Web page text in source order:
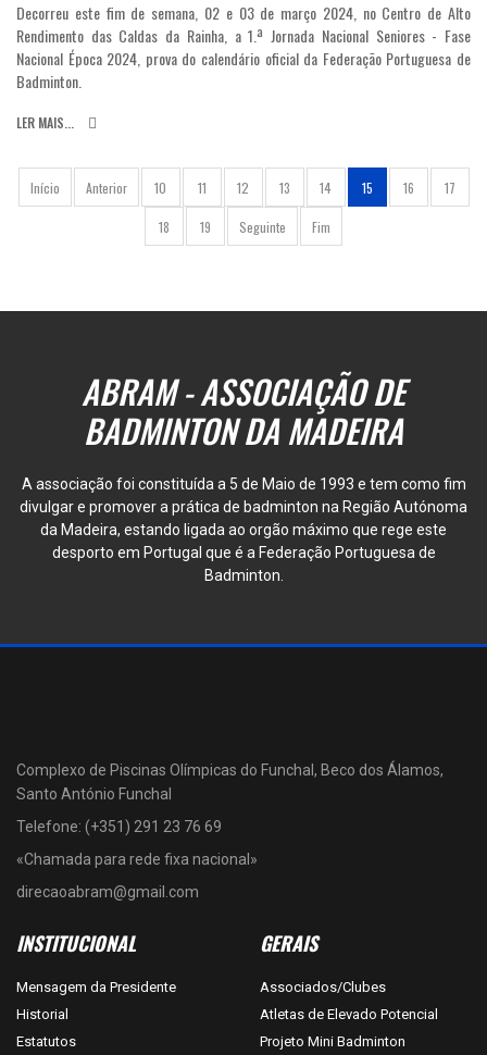
Decorreu este fim de semana, 02 e 03 de março 2024, no Centro de Alto
Rendimento das Caldas da Rainha, a 1.ª Jornada Nacional Seniores - Fase
Nacional Época 2024, prova do calendário oficial da Federação Portuguesa de
Badminton.
LER MAIS...
Início Anterior 10 11 12 13 14 15 16 17
18 19 Seguinte Fim
ABRAM - ASSOCIAÇÃO DE
BADMINTON DA MADEIRA
A associação foi constituída a 5 de Maio de 1993 e tem como fim
divulgar e promover a prática de badminton na Região Autónoma
da Madeira, estando ligada ao orgão máximo que rege este
desporto em Portugal que é a Federação Portuguesa de
Badminton.
Complexo de Piscinas Olímpicas do Funchal, Beco dos Álamos,
Santo António Funchal
Telefone: (+351) 291 23 76 69
«Chamada para rede fixa nacional»
direcaoabram@gmail.com
INSTITUCIONAL
Mensagem da Presidente
Historial
Estatutos
GERAIS
Associados/Clubes
Atletas de Elevado Potencial
Projeto Mini Badminton